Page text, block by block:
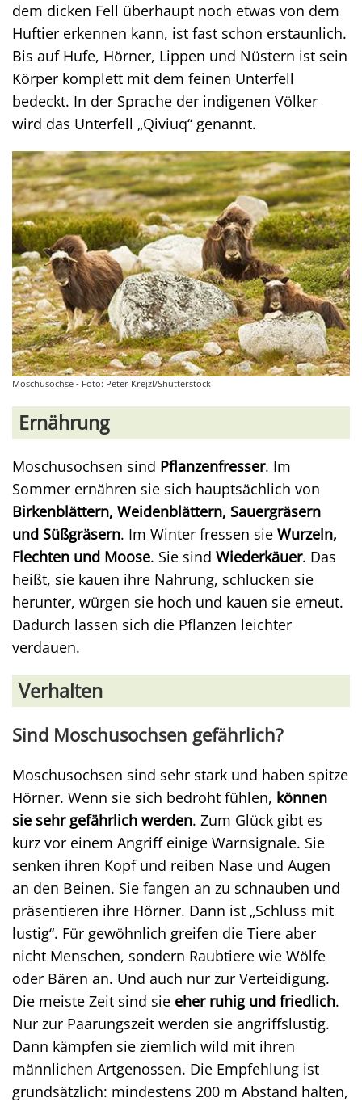
dem dicken Fell überhaupt noch etwas von dem
Huftier erkennen kann, ist fast schon erstaunlich.
Bis auf Hufe, Hörner, Lippen und Nüstern ist sein
Körper komplett mit dem feinen Unterfell
bedeckt. In der Sprache der indigenen Völker
wird das Unterfell „Qiviuq“ genannt.
Moschusochse - Foto: Peter Krejzl/Shutterstock
Ernährung
Moschusochsen sind Pflanzenfresser. Im
Sommer ernähren sie sich hauptsächlich von
Birkenblättern, Weidenblättern, Sauergräsern
und Süßgräsern. Im Winter fressen sie Wurzeln,
Flechten und Moose. Sie sind Wiederkäuer. Das
heißt, sie kauen ihre Nahrung, schlucken sie
herunter, würgen sie hoch und kauen sie erneut.
Dadurch lassen sich die Pflanzen leichter
verdauen.
Verhalten
Sind Moschusochsen gefährlich?
Moschusochsen sind sehr stark und haben spitze
Hörner. Wenn sie sich bedroht fühlen, können
sie sehr gefährlich werden. Zum Glück gibt es
kurz vor einem Angriff einige Warnsignale. Sie
senken ihren Kopf und reiben Nase und Augen
an den Beinen. Sie fangen an zu schnauben und
präsentieren ihre Hörner. Dann ist „Schluss mit
lustig“. Für gewöhnlich greifen die Tiere aber
nicht Menschen, sondern Raubtiere wie Wölfe
oder Bären an. Und auch nur zur Verteidigung.
Die meiste Zeit sind sie eher ruhig und friedlich.
Nur zur Paarungszeit werden sie angriffslustig.
Dann kämpfen sie ziemlich wild mit ihren
männlichen Artgenossen. Die Empfehlung ist
grundsätzlich: mindestens 200 m Abstand halten,